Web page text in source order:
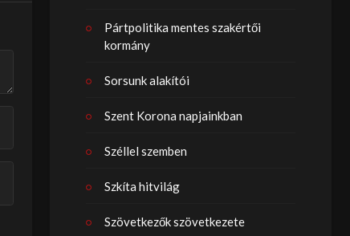
Pártpolitika mentes szakértői
kormány
Sorsunk alakítói
Szent Korona napjainkban
Széllel szemben
Szkíta hitvilág
Szövetkezők szövetkezete